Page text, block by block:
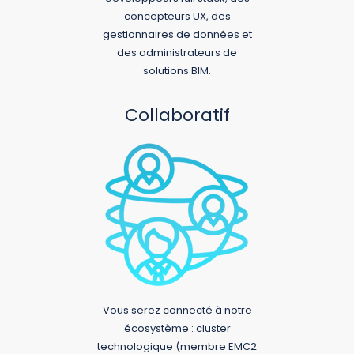
concepteurs UX, des
gestionnaires de données et
des administrateurs de
solutions BIM.
Collaboratif
Vous serez connecté à notre
écosystème : cluster
technologique (membre EMC2